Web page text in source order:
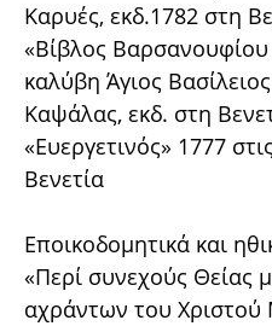
Καρυές, εκδ.1782 στη
«Βίβλος
καλύβη Άγιος
Καψάλας, εκδ. στη
«Ευεργετινός» 1777
Βενετία
Εποικοδομητικά και
«Περί συνεχούς Θείας
αχράντων του